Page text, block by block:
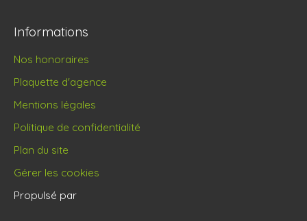
Informations
Nos honoraires
Plaquette d'agence
Mentions légales
Politique de confidentialité
Plan du site
Gérer les cookies
Propulsé par